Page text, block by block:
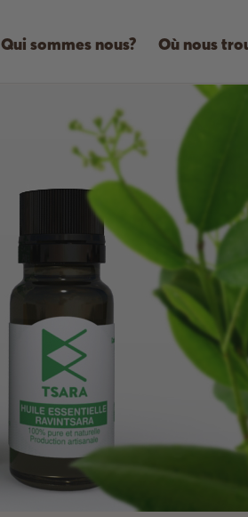
Qui sommes nous? Où nous